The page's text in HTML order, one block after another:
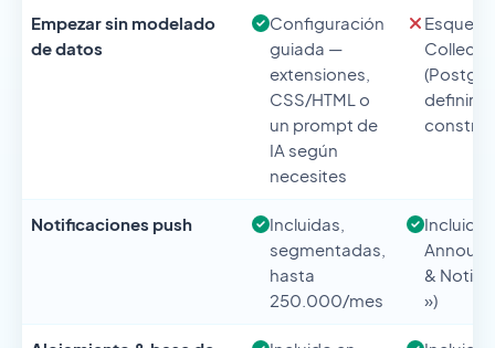
Empezar sin modelado
de datos
Configuración
guiada —
extensiones,
CSS/HTML o
un prompt de
IA según
necesites
definir
construir
Notificaciones push
Incluidas,
segmentadas,
hasta
250.000/mes
&
»)